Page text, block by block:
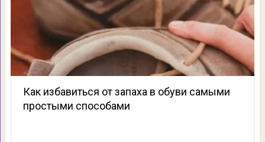
Как избавиться от запаха в обуви самыми
простыми способами